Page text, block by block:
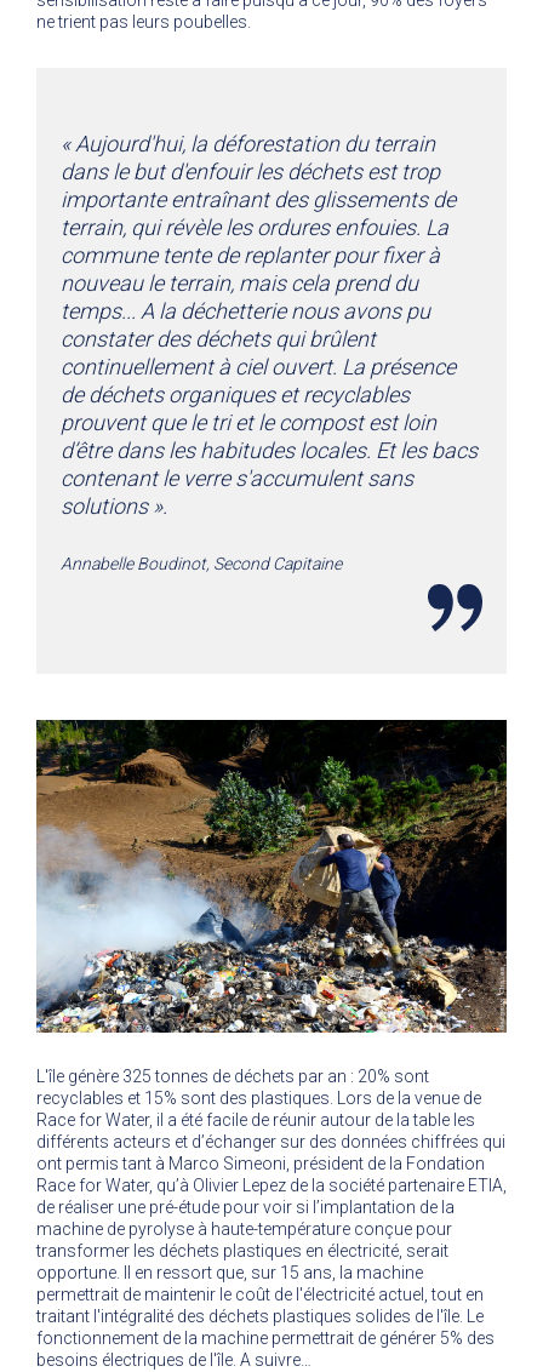
ne trient pas leurs poubelles.
« Aujourd'hui, la déforestation du terrain
dans le but d'enfouir les déchets est trop
importante entraînant des glissements de
terrain, qui révèle les ordures enfouies. La
commune tente de replanter pour fixer à
nouveau le terrain, mais cela prend du
temps... A la déchetterie nous avons pu
constater des déchets qui brûlent
continuellement à ciel ouvert. La présence
de déchets organiques et recyclables
prouvent que le tri et le compost est loin
d’être dans les habitudes locales. Et les bacs
contenant le verre s'accumulent sans
solutions ».
Annabelle Boudinot, Second Capitaine
L'île génère 325 tonnes de déchets par an : 20% sont
recyclables et 15% sont des plastiques. Lors de la venue de
Race for Water, il a été facile de réunir autour de la table les
différents acteurs et d’échanger sur des données chiffrées qui
ont permis tant à Marco Simeoni, président de la Fondation
Race for Water, qu’à Olivier Lepez de la société partenaire ETIA,
de réaliser une pré-étude pour voir si l’implantation de la
machine de pyrolyse à haute-température conçue pour
transformer les déchets plastiques en électricité, serait
opportune. Il en ressort que, sur 15 ans, la machine
permettrait de maintenir le coût de l'électricité actuel, tout en
traitant l'intégralité des déchets plastiques solides de l'île. Le
fonctionnement de la machine permettrait de générer 5% des
besoins électriques de l'île. A suivre…